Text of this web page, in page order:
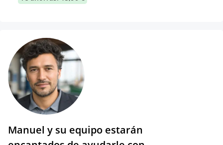
Manuel y su equipo estarán